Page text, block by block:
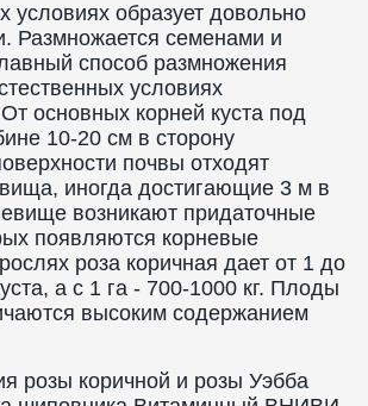
условиях образует довольно
Размножается семенами и
способ размножения
условиях
основных корней куста под
10-20 см в сторону
почвы отходят
иногда достигающие 3 м в
возникают придаточные
появляются корневые
роза коричная дает от 1 до
а с 1 га - 700-1000 кг. Плоды
высоким содержанием
розы коричной и розы Уэбба